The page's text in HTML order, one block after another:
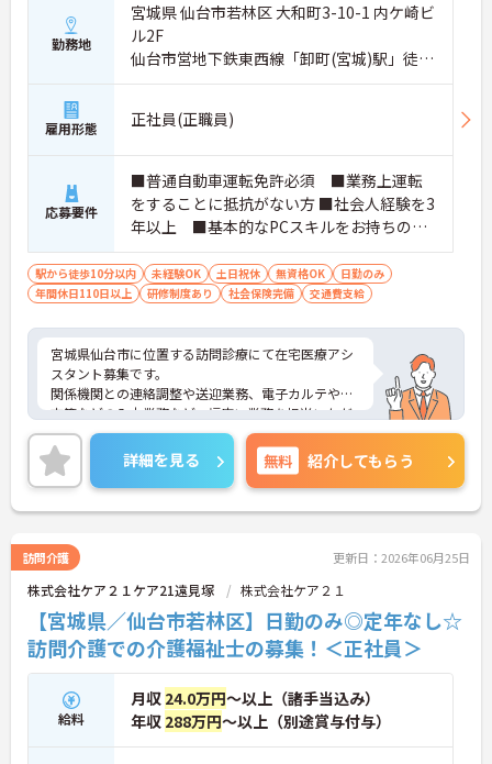
勤務地
宮城県 仙台市若林区 大和町3-10-1 内ケ崎ビ
ル2F
仙台市営地下鉄東西線「卸町(宮城)駅」徒歩
10分
雇用形態 正社員(正職員)
応募要件
■普通自動車運転免許必須 ■業務上運転
をすることに抵抗がない方 ■社会人経験を3
年以上 ■基本的なPCスキルをお持ちの方
（インターネットでの情報検索、タイピン
グ・メールの送受信など） ■チームワーク
を大切にしながら、当事者意識を持ち主体
駅から徒歩10分以内 未経験OK 土日祝休 無資格OK
日勤のみ
年間休日110日以上
研修制度あり 社会保険完備 交通費支給
宮城県仙台市に位置する訪問診療にて在宅医療アシ
スタント募集です。
関係機関との連絡調整や送迎業務、電子カルテや処
方箋などの入力業務など、幅広い業務を担当いただ
くため、様々なスキルが身に着く職場です。
土日祝固定休み・年間休日126日とお休み多めでし
っかりとリフレッシュができます。
ご興味のある方には、面接対策ポイントなど、さら
に詳細をお話いたしますので、お気軽にご相談くだ
詳細を見る 無料 紹介してもらう
訪問介護 更新日：2026年06月25日
株式会社ケア２１ケア21遠見塚 株式会社ケア２１
【宮城県／仙台市若林区】日勤のみ◎定年なし☆
訪問介護での介護福祉士の募集！＜正社員＞
給料
月収 24.0万円～以上（諸手当込み）
年収 288万円～以上（別途賞与付与）